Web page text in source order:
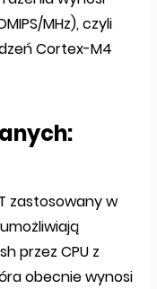
MHz), czyli
Cortex-M4
zastosowany w
umożliwiają
przez CPU z
obecnie wynosi